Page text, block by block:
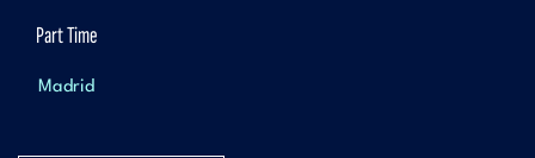
Part Time
Madrid